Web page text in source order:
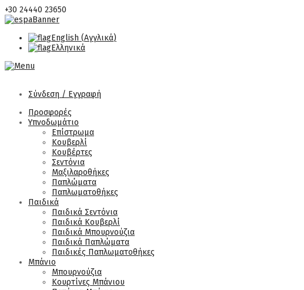
+30 24440 23650
English (Αγγλικά)
Ελληνικά
Σύνδεση / Εγγραφή
Προσφορές
Υπνοδωμάτιο
Επίστρωμα
Κουβερλί
Κουβέρτες
Σεντόνια
Μαξιλαροθήκες
Παπλώματα
Παπλωματοθήκες
Παιδικά
Παιδικά Σεντόνια
Παιδικά Κουβερλί
Παιδικά Μπουρνούζια
Παιδικά Παπλώματα
Παιδικές Παπλωματοθήκες
Μπάνιο
Μπουρνούζια
Κουρτίνες Μπάνιου